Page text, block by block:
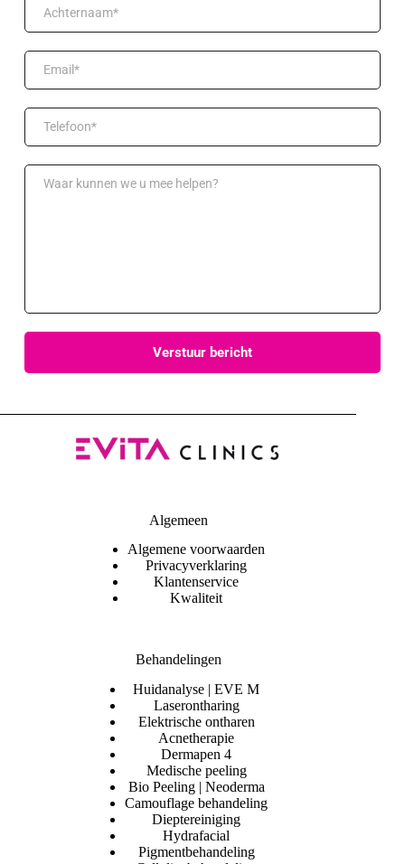
Verstuur bericht
Algemeen
Algemene voorwaarden
Privacyverklaring
Klantenservice
Kwaliteit
Behandelingen
Huidanalyse | EVE M
Laserontharing
Elektrische ontharen
Acnetherapie
Dermapen 4
Medische peeling
Bio Peeling | Neoderma
Camouflage behandeling
Dieptereiniging
Hydrafacial
Pigmentbehandeling